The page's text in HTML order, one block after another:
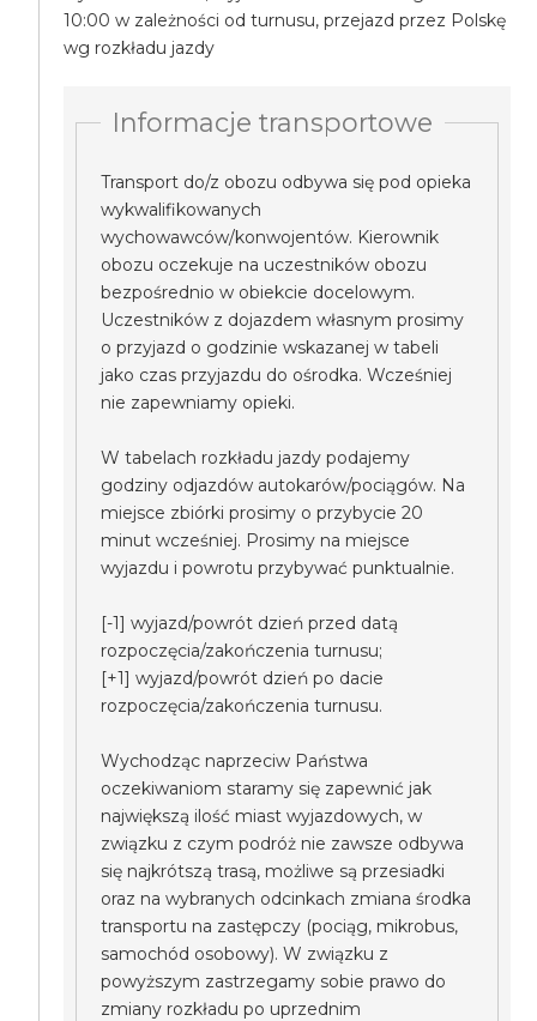
10:00 w zależności od turnusu, przejazd przez Polskę
wg rozkładu jazdy
Informacje transportowe
Transport do/z obozu odbywa się pod opieka
wykwalifikowanych
wychowawców/konwojentów. Kierownik
obozu oczekuje na uczestników obozu
bezpośrednio w obiekcie docelowym.
Uczestników z dojazdem własnym prosimy
o przyjazd o godzinie wskazanej w tabeli
jako czas przyjazdu do ośrodka. Wcześniej
nie zapewniamy opieki.
W tabelach rozkładu jazdy podajemy
godziny odjazdów autokarów/pociągów. Na
miejsce zbiórki prosimy o przybycie 20
minut wcześniej. Prosimy na miejsce
wyjazdu i powrotu przybywać punktualnie.
[-1] wyjazd/powrót dzień przed datą
rozpoczęcia/zakończenia turnusu;
[+1] wyjazd/powrót dzień po dacie
rozpoczęcia/zakończenia turnusu.
Wychodząc naprzeciw Państwa
oczekiwaniom staramy się zapewnić jak
największą ilość miast wyjazdowych, w
związku z czym podróż nie zawsze odbywa
się najkrótszą trasą, możliwe są przesiadki
oraz na wybranych odcinkach zmiana środka
transportu na zastępczy (pociąg, mikrobus,
samochód osobowy). W związku z
powyższym zastrzegamy sobie prawo do
zmiany rozkładu po uprzednim